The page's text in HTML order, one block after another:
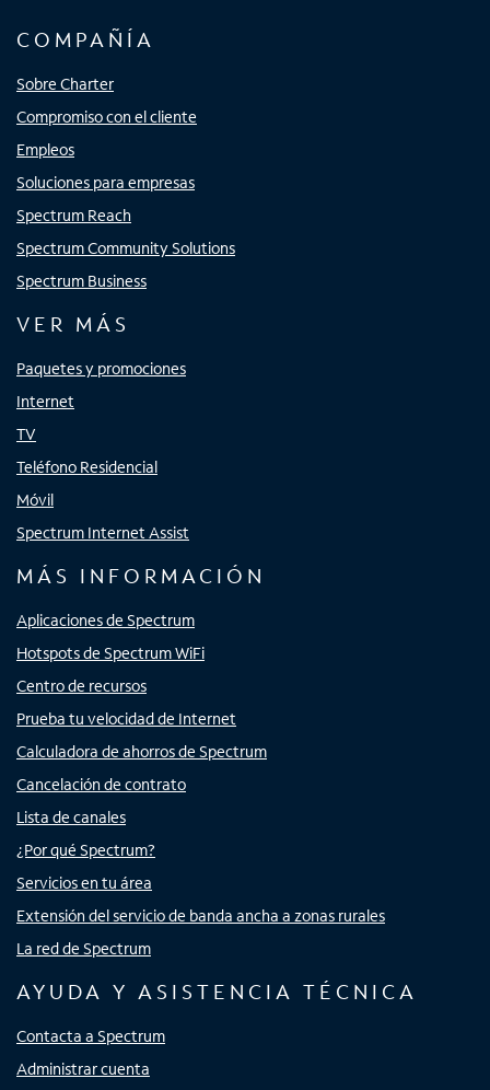
COMPAÑÍA
Sobre Charter
Compromiso con el cliente
Empleos
Soluciones para empresas
Spectrum Reach
Spectrum Community Solutions
Spectrum Business
VER MÁS
Paquetes y promociones
Internet
TV
Teléfono Residencial
Móvil
Spectrum Internet Assist
MÁS INFORMACIÓN
Aplicaciones de Spectrum
Hotspots de Spectrum WiFi
Centro de recursos
Prueba tu velocidad de Internet
Calculadora de ahorros de Spectrum
Cancelación de contrato
Lista de canales
¿Por qué Spectrum?
Servicios en tu área
Extensión del servicio de banda ancha a zonas rurales
La red de Spectrum
AYUDA Y ASISTENCIA TÉCNICA
Contacta a Spectrum
Administrar cuenta